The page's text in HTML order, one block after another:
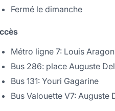
Fermé le dimanche
Métro ligne 7: Louis Aragon
Bus 286: place Auguste
Bus 131: Youri Gagarine
Bus Valouette V7: Auguste